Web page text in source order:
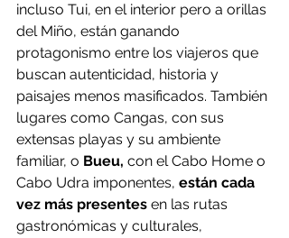
incluso Tui, en el interior pero a orillas
del Miño, están ganando
protagonismo entre los viajeros que
buscan autenticidad, historia y
paisajes menos masificados. También
lugares como Cangas, con sus
extensas playas y su ambiente
familiar, o Bueu, con el Cabo Home o
Cabo Udra imponentes, están cada
vez más presentes en las rutas
gastronómicas y culturales,